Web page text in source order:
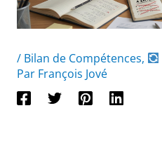
/ Bilan de Compétences,
Par François Jové